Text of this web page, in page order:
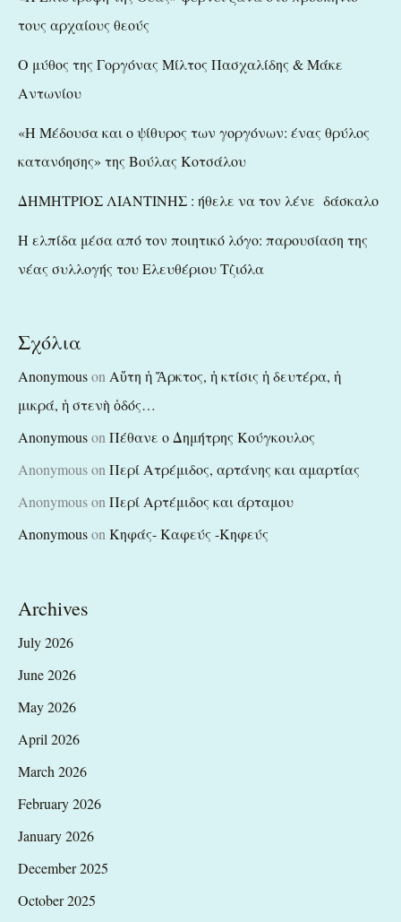
τους αρχαίους θεούς
Ο μύθος της Γοργόνας Μίλτος Πασχαλίδης & Μάκε
Αντωνίου
«Η Μέδουσα και ο ψίθυρος των γοργόνων: ένας θρύλος
κατανόησης» της Βούλας Κοτσάλου
ΔΗΜΗΤΡΙΟΣ ΛΙΑΝΤΙΝΗΣ : ήθελε να τον λένε δάσκαλο
Η ελπίδα μέσα από τον ποιητικό λόγο: παρουσίαση της
νέας συλλογής του Ελευθέριου Τζιόλα
Σχόλια
AnonymousonΑὕτη ἡ Ἄρκτος, ἡ κτίσις ἡ δευτέρα, ἡ
μικρά, ἡ στενὴ ὁδός…
AnonymousonΠέθανε ο Δημήτρης Κούγκουλος
AnonymousonΠερί Ατρέμιδος, αρτάνης και αμαρτίας
AnonymousonΠερί Αρτέμιδος και άρταμου
AnonymousonΚηφάς- Καφεύς -Κηφεύς
Archives
July 2026
June 2026
May 2026
April 2026
March 2026
February 2026
January 2026
December 2025
October 2025